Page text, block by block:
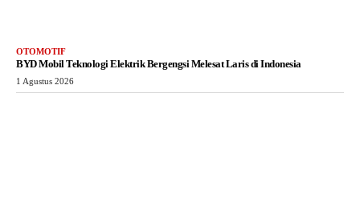
OTOMOTIF
BYD Mobil Teknologi Elektrik Bergengsi Melesat Laris di Indonesia
1 Agustus 2026